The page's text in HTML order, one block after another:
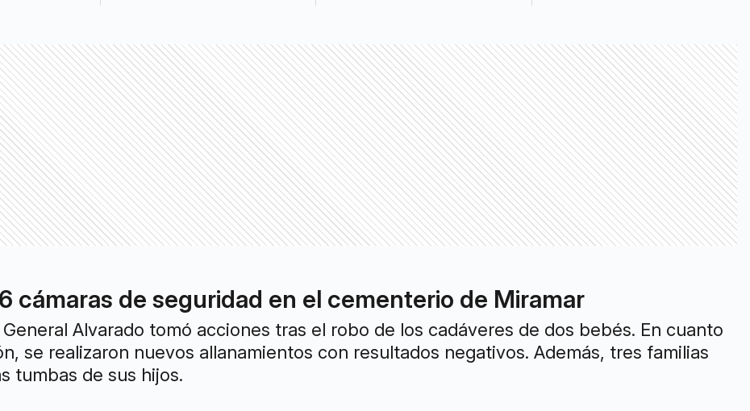
cámaras de seguridad en el cementerio de Miramar
Alvarado tomó acciones tras el robo de los cadáveres de dos bebés. En cuanto
se realizaron nuevos allanamientos con resultados negativos. Además, tres familias
tumbas de sus hijos.